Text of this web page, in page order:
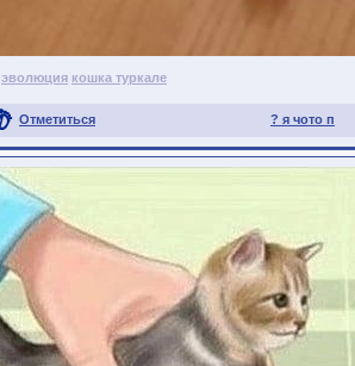
эволюция кошка туркале
? я чото п
Отметиться